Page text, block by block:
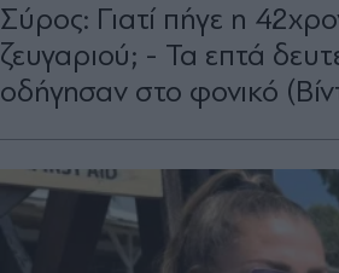
Σύρος: Γιατί πήγε η
ζευγαριού; - Τα επτά
οδήγησαν στο φονικό